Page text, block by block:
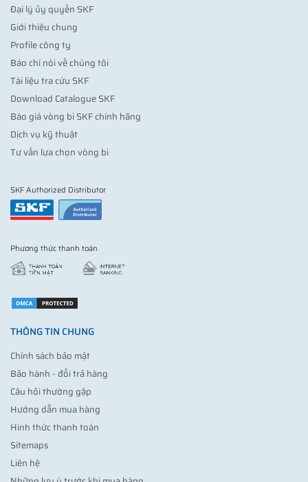
Đại lý ủy quyền SKF
Giới thiệu chung
Profile công ty
Báo chí nói về chúng tôi
Tài liệu tra cứu SKF
Download Catalogue SKF
Báo giá vòng bi SKF chính hãng
Dịch vụ kỹ thuật
Tư vấn lựa chọn vòng bi
SKF Authorized Distributor
Phương thức thanh toán
THÔNG TIN CHUNG
Chính sách bảo mật
Bảo hành - đổi trả hàng
Câu hỏi thường gặp
Hướng dẫn mua hàng
Hình thức thanh toán
Sitemaps
Liên hệ